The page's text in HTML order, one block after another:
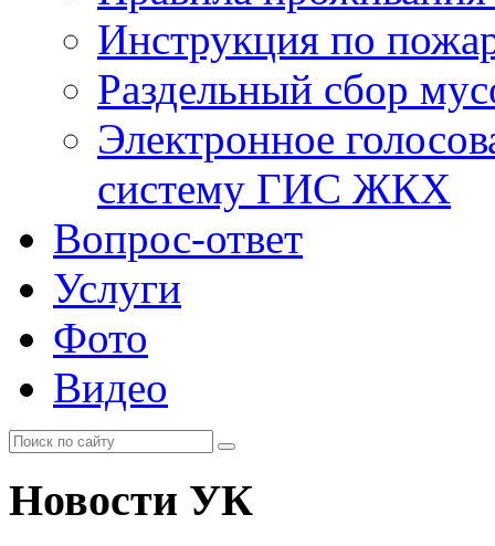
Инструкция по
Раздельный сбор
Электронное
систему ГИС ЖКХ
Вопрос-ответ
Услуги
Фото
Видео
Новости УК